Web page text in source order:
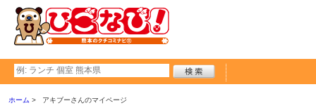
ホーム アキブーさんのマイページ